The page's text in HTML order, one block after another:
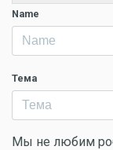
Name
Тема
Мы не любим